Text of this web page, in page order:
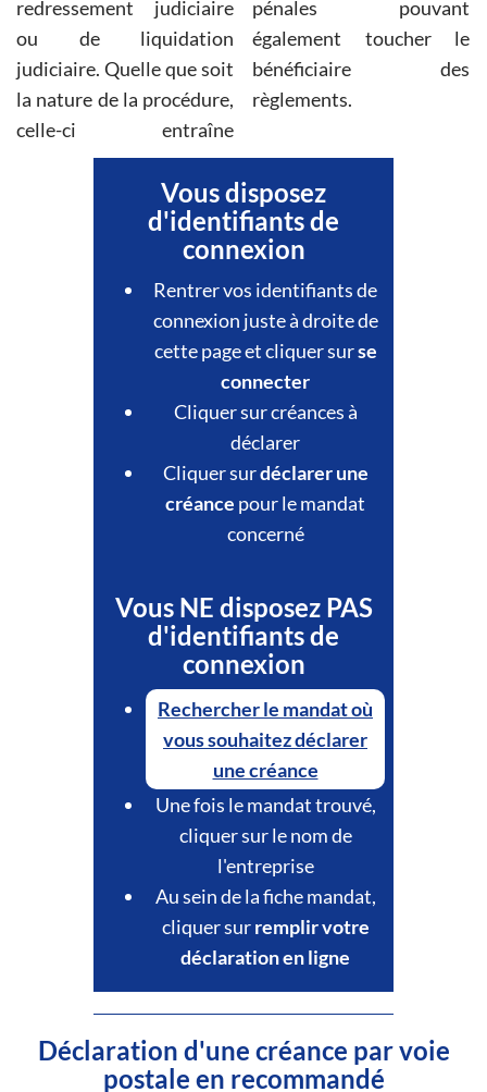
redressement judiciaire
ou de liquidation
judiciaire. Quelle que soit
la nature de la procédure,
celle-ci entraîne
pénales pouvant
également toucher le
bénéficiaire des
règlements.
Vous disposez
d'identifiants de
connexion
Rentrer vos identifiants de
connexion juste à droite de
cette page et cliquer surse
connecter
Cliquer sur créances à
déclarer
Cliquer surdéclarer une
créance pour le mandat
concerné
Vous NE disposez PAS
d'identifiants de
connexion
Rechercher le mandat où
vous souhaitez déclarer
une créance
Une fois le mandat trouvé,
cliquer sur le nom de
l'entreprise
Au sein de la fiche mandat,
cliquer surremplir votre
déclaration en ligne
Déclaration d'une créance par voie
postale en recommandé